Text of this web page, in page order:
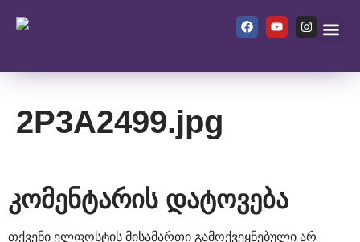
2P3A2499.jpg
კომენტარის დატოვება
თქვენი ელფოსტის მისამართი გამოქვეყნებული არ